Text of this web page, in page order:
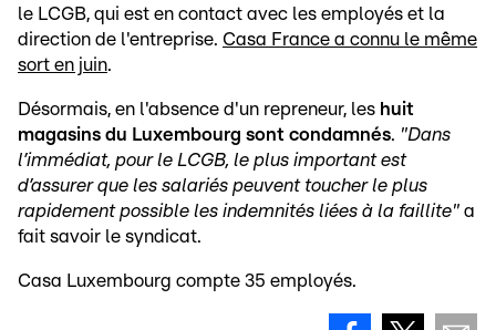
le LCGB, qui est en contact avec les employés et la
direction de l'entreprise. Casa France a connu le même
sort en juin.
Désormais, en l'absence d'un repreneur, les huit
magasins du Luxembourg sont condamnés. "Dans
l’immédiat, pour le LCGB, le plus important est
d’assurer que les salariés peuvent toucher le plus
rapidement possible les indemnités liées à la faillite" a
fait savoir le syndicat.
Casa Luxembourg compte 35 employés.